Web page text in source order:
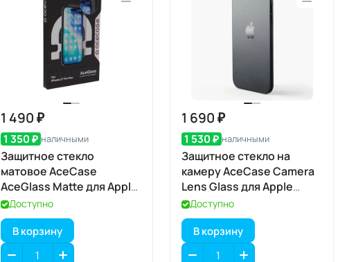
1 490 ₽
1 350 ₽ наличными
Защитное стекло
матовое AceCase
AceGlass Matte для Apple
iPhone 17 Pro Max
Доступно
В корзину
1 690 ₽
1 530 ₽ наличными
Защитное стекло на
камеру AceCase Camera
Lens Glass для Apple
iPhone 17 Air
Доступно
В корзину